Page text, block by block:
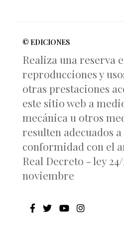
© EDICIONES
Realiza una reserva
reproducciones y
otras prestaciones
este sitio web a
mecánica u otros
resulten adecuados
conformidad con el
Real Decreto - ley 24/
noviembre